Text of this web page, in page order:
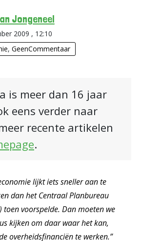
Jongeneel
2009 , 12:10
, GeenCommentaar
is meer dan 16 jaar
eens verder naar
recente artikelen
.
lijkt iets sneller aan te
dan het Centraal Planbureau
toen voorspelde. Dan moeten we
kijken om daar waar het kan,
overheidsfinanciën te werken.”